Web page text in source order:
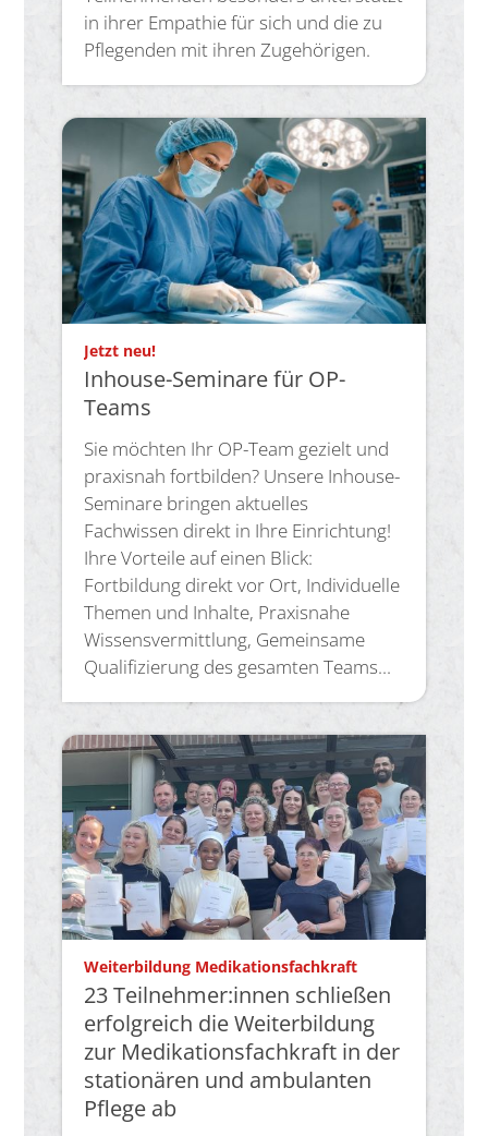
in ihrer Empathie für sich und die zu
Pflegenden mit ihren Zugehörigen.
Jetzt neu!:
Inhouse-Seminare für OP-
Teams
Sie möchten Ihr OP-Team gezielt und
praxisnah fortbilden? Unsere Inhouse-
Seminare bringen aktuelles
Fachwissen direkt in Ihre Einrichtung!
Ihre Vorteile auf einen Blick:
Fortbildung direkt vor Ort, Individuelle
Themen und Inhalte, Praxisnahe
Wissensvermittlung, Gemeinsame
Qualifizierung des gesamten Teams...
Weiterbildung Medikationsfachkraft:
23 Teilnehmer:innen schließen
erfolgreich die Weiterbildung
zur Medikationsfachkraft in der
stationären und ambulanten
Pflege ab